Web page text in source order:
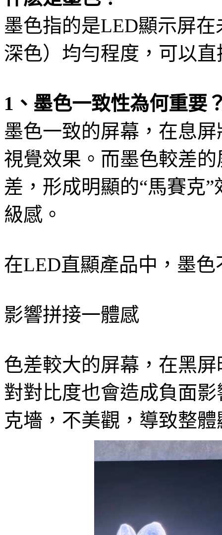
墨色指的是LED顯示屏
深色）均勻程度，可以
1、墨色一致性為何重要
墨色一致的屏幕，在息
視覺效果。而墨色較差
差，形成明顯的“馬賽克
級感。
在LED直顯產品中，墨
影響拼接一體感
色差較大的屏幕，在黑
對對比度也會造成負面
克墻，不美觀，導致整